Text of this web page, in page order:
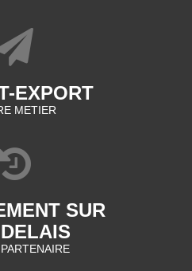
EXPORT
METIER
SUR